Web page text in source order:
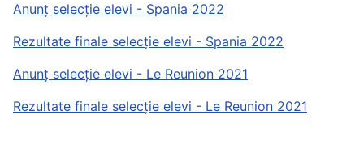
Anunț selecție elevi - Spania 2022
Rezultate finale selecție elevi - Spania 2022
Anunț selecție elevi - Le Reunion 2021
Rezultate finale selecție elevi - Le Reunion 2021